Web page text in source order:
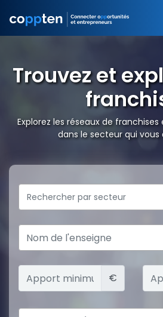
Trouvez et
Explorez les réseaux de
dans le secteur qui vous
€